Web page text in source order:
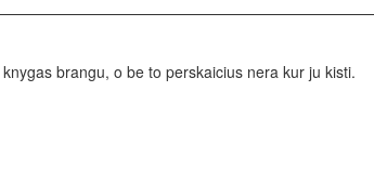
brangu, o be to perskaicius nera kur ju kisti.